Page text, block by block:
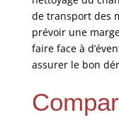
de transport des
prévoir une
faire face à
assurer le bon